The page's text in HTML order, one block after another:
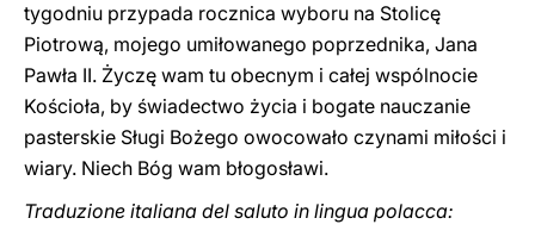
tygodniu przypada rocznica wyboru na Stolicę
Piotrową, mojego umiłowanego poprzednika, Jana
Pawła II. Życzę wam tu obecnym i całej wspólnocie
Kościoła, by świadectwo życia i bogate nauczanie
pasterskie Sługi Bożego owocowało czynami miłości i
wiary. Niech Bóg wam błogosławi.
Traduzione italiana del saluto in lingua polacca: